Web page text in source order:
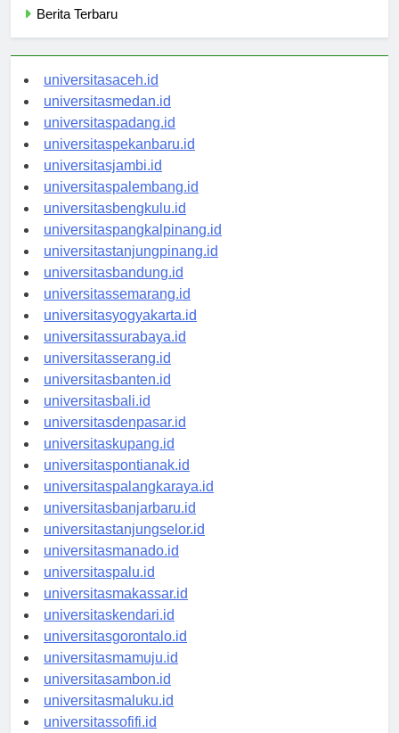
universitasaceh.id
universitasmedan.id
universitaspadang.id
universitaspekanbaru.id
universitasjambi.id
universitaspalembang.id
universitasbengkulu.id
universitaspangkalpinang.id
universitastanjungpinang.id
universitasbandung.id
universitassemarang.id
universitasyogyakarta.id
universitassurabaya.id
universitasserang.id
universitasbanten.id
universitasbali.id
universitasdenpasar.id
universitaskupang.id
universitaspontianak.id
universitaspalangkaraya.id
universitasbanjarbaru.id
universitastanjungselor.id
universitasmanado.id
universitaspalu.id
universitasmakassar.id
universitaskendari.id
universitasgorontalo.id
universitasmamuju.id
universitasambon.id
universitasmaluku.id